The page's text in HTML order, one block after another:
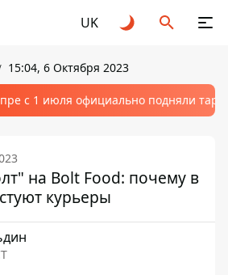
UK
15:04, 6 Октября 2023
с 1 июля официально подняли
на Bolt Food: почему в
курьеры